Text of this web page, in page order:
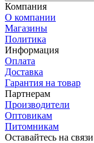
Компания
О компании
Магазины
Политика
Информация
Оплата
Доставка
Гарантия на товар
Партнерам
Производители
Оптовикам
Питомникам
Оставайтесь на связи